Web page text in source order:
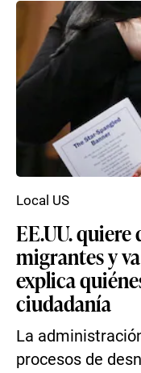
EE.UU.
migrantes y
explica
ciudadanía
La
procesos de
Local US